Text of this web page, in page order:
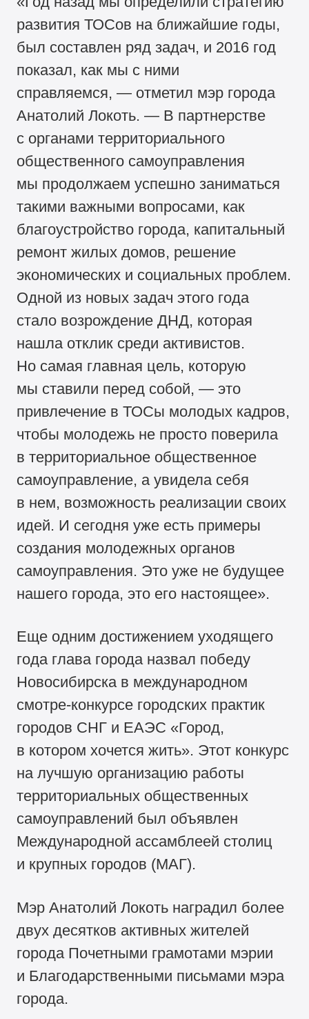
развития ТОСов на ближайшие годы,
был составлен ряд задач, и 2016 год
показал, как мы с ними
справляемся, — отметил мэр города
Анатолий Локоть. — В партнерстве
с органами территориального
общественного самоуправления
мы продолжаем успешно заниматься
такими важными вопросами, как
благоустройство города, капитальный
ремонт жилых домов, решение
экономических и социальных проблем.
Одной из новых задач этого года
стало возрождение ДНД, которая
нашла отклик среди активистов.
Но самая главная цель, которую
мы ставили перед собой, — это
привлечение в ТОСы молодых кадров,
чтобы молодежь не просто поверила
в территориальное общественное
самоуправление, а увидела себя
в нем, возможность реализации своих
идей. И сегодня уже есть примеры
создания молодежных органов
самоуправления. Это уже не будущее
нашего города, это его настоящее».
Еще одним достижением уходящего
года глава города назвал победу
Новосибирска в международном
смотре-конкурсе городских практик
городов СНГ и ЕАЭС «Город,
в котором хочется жить». Этот конкурс
на лучшую организацию работы
территориальных общественных
самоуправлений был объявлен
Международной ассамблеей столиц
и крупных городов (МАГ).
Мэр Анатолий Локоть наградил более
двух десятков активных жителей
города Почетными грамотами мэрии
и Благодарственными письмами мэра
города.